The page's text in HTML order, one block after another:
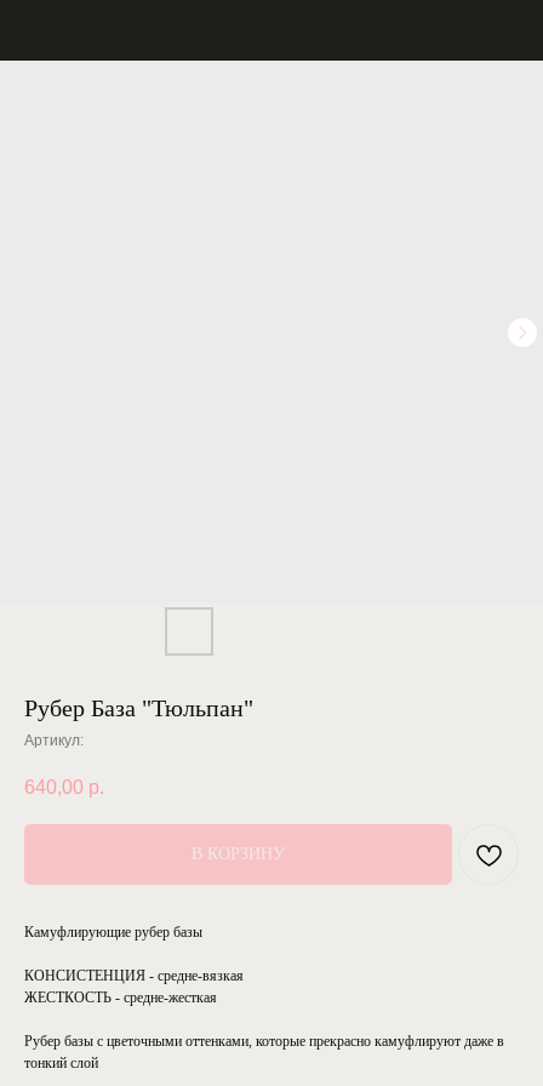
Рубер База "Тюльпан"
Артикул:
640,00 р.
В КОРЗИНУ
Камуфлирующие рубер базы
КОНСИСТЕНЦИЯ - средне-вязкая
ЖЕСТКОСТЬ - средне-жесткая
Рубер базы с цветочными оттенками, которые прекрасно камуфлируют даже в
тонкий слой